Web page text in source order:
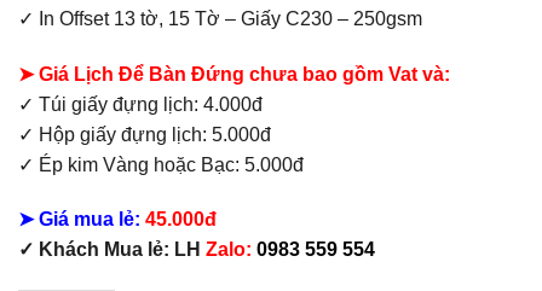
✓ In Offset 13 tờ, 15 Tờ – Giấy C230 – 250gsm
➤ Giá Lịch Để Bàn Đứng chưa bao gồm Vat và:
✓ Túi giấy đựng lịch: 4.000đ
✓ Hộp giấy đựng lịch: 5.000đ
✓ Ép kim Vàng hoặc Bạc: 5.000đ
➤ Giá mua lẻ: 45.000đ
✓ Khách Mua lẻ: LH Zalo: 0983 559 554